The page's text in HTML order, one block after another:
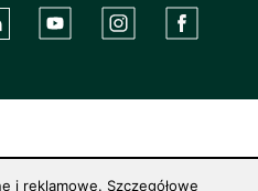
i reklamowe. Szczegółowe